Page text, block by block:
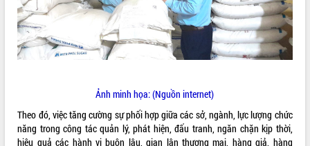
Ảnh minh họa: (Nguồn internet)
Theo đó, việc tăng cường sự phối hợp giữa các sở, ngành, lực lượng chức
năng trong công tác quản lý, phát hiện, đấu tranh, ngăn chặn kịp thời,
hiệu quả các hành vi buôn lậu, gian lận thương mại, hàng giả, hàng